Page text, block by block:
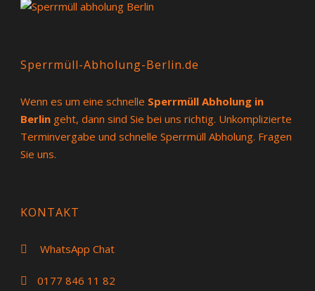
Sperrmüll-Abholung-Berlin.de
Wenn es um eine schnelle Sperrmüll Abholung in
Berlin geht, dann sind Sie bei uns richtig. Unkomplizierte
Terminvergabe und schnelle Sperrmüll Abholung. Fragen
Sie uns.
KONTAKT
WhatsApp Chat
0177 846 11 82